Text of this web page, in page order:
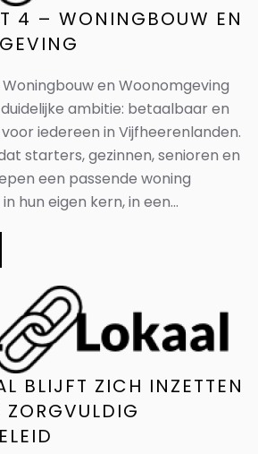
4 – WONINGBOUW EN
en Woonomgeving
ambitie: betaalbaar en
iedereen in Vijfheerenlanden.
starters, gezinnen, senioren en
een passende woning
hun eigen kern, in een...
BLIJFT ZICH INZETTEN
ZORGVULDIG